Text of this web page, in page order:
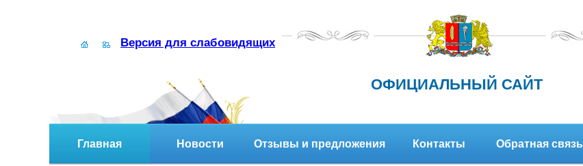
Версия для слабовидящих
ОФИЦИАЛЬНЫЙ САЙТ
Главная Новости Отзывы и предложения Контакты Обратная связь